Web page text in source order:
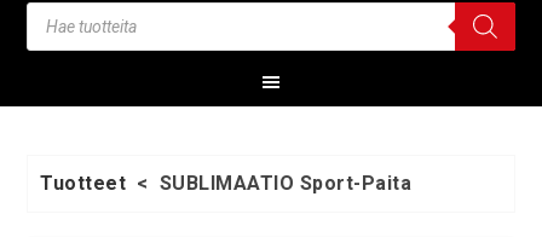
Tuotteet < SUBLIMAATIO Sport-Paita